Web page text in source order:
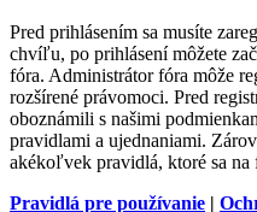
Pred prihlásením sa musíte
chvíľu, po prihlásení môžete
fóra. Administrátor fóra môže
rozšírené právomoci. Pred
oboznámili s našimi
pravidlami a ujednaniami.
akékoľvek pravidlá, ktoré sa na
Pravidlá pre používanie |